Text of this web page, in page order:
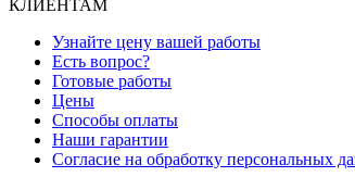
КЛИЕНТАМ
Узнайте цену вашей работы
Есть вопрос?
Готовые работы
Цены
Способы оплаты
Наши гарантии
Согласие на обработку персональных